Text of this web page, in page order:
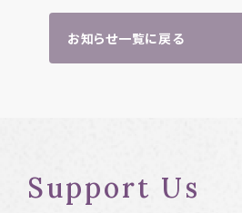
お知らせ一覧に戻る
Support Us